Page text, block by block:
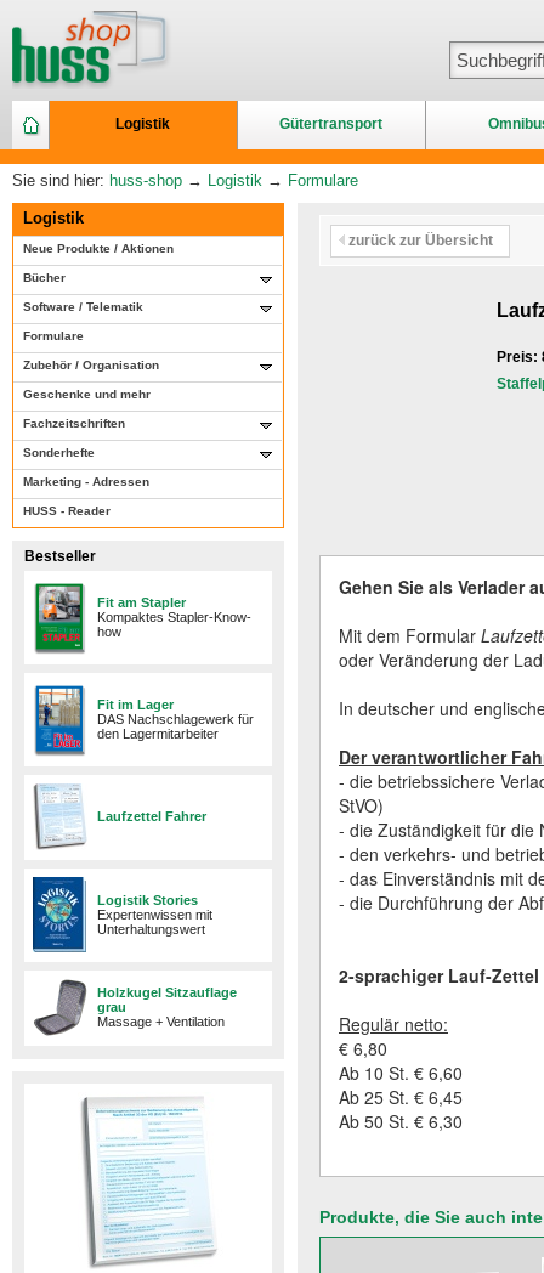
Logistik Gütertransport
Sie sind hier: huss-shop → Logistik → Formulare
Logistik
Neue Produkte / Aktionen
Bücher
Software / Telematik
Formulare
Zubehör / Organisation
Geschenke und mehr
Fachzeitschriften
Sonderhefte
Marketing - Adressen
HUSS - Reader
Bestseller
Fit am Stapler
Kompaktes Stapler-Know-
how
Fit im Lager
DAS Nachschlagewerk für
den Lagermitarbeiter
Laufzettel Fahrer
Logistik Stories
Expertenwissen mit
Unterhaltungswert
Holzkugel Sitzauflage
grau
Massage + Ventilation
zurück zur Übersicht
Gehen Sie als Verlader
Mit dem Formular
oder Veränderung der
In deutscher und
Der verantwortlicher
- die betriebssichere
StVO)
- die Zuständigkeit für die
- den verkehrs- und
- das Einverständnis mit
- die Durchführung der
2-sprachiger Lauf-
Regulär netto:
€ 6,80
Ab 10 St. € 6,60
Ab 25 St. € 6,45
Ab 50 St. € 6,30
Produkte, die Sie auch